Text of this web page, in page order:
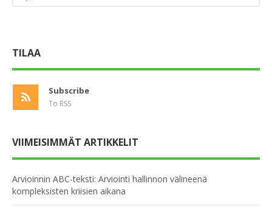
TILAA
Subscribe
To RSS
VIIMEISIMMÄT ARTIKKELIT
Arvioinnin ABC-teksti: Arviointi hallinnon välineenä
kompleksisten kriisien aikana